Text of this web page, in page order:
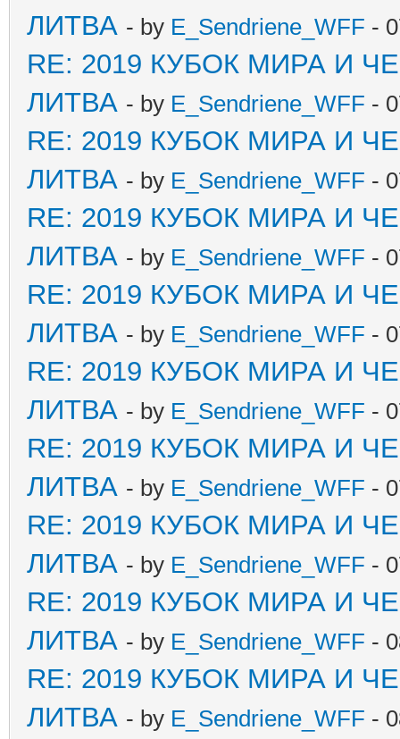
ЛИТВА - by E_Sendriene_WFF -
RE: 2019 КУБОК МИРА И
ЛИТВА - by E_Sendriene_WFF -
RE: 2019 КУБОК МИРА И
ЛИТВА - by E_Sendriene_WFF -
RE: 2019 КУБОК МИРА И
ЛИТВА - by E_Sendriene_WFF -
RE: 2019 КУБОК МИРА И
ЛИТВА - by E_Sendriene_WFF -
RE: 2019 КУБОК МИРА И
ЛИТВА - by E_Sendriene_WFF -
RE: 2019 КУБОК МИРА И
ЛИТВА - by E_Sendriene_WFF -
RE: 2019 КУБОК МИРА И
ЛИТВА - by E_Sendriene_WFF -
RE: 2019 КУБОК МИРА И
ЛИТВА - by E_Sendriene_WFF -
RE: 2019 КУБОК МИРА И
ЛИТВА - by E_Sendriene_WFF -